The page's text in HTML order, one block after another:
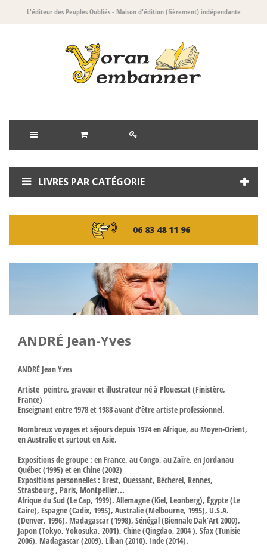
L'éditeur des Peuples Oubliés- Maison d'édition (fièrement) indépendante
LIVRES PAR CATÉGORIE
06 83 48 11 96
ANDRÉ Jean-Yves
ANDRÉ Jean Yves
Artiste peintre, graveur et illustrateur né à Plouescat (Finistère,
France)
Enseignant entre 1978 et 1988 avant d’être artiste professionnel.
Nombreux voyages et séjours depuis 1974 en Afrique, au Moyen-Orient,
en Australie et surtout en Asie.
Expositions de groupe : en France, au Congo, au Zaïre, en Jordanau
Québec (1995) et en Chine (2002)
Expositions personnelles : Brest, Ouessant, Bécherel, Rennes,
Strasbourg , Paris, Montpellier...
Afrique du Sud (Le Cap, 1999). Allemagne (Kiel, Leonberg), Égypte (Le
Caire), Espagne (Cadix, 1995), Australie (Melbourne, 1995), U.S.A.
(Denver, 1996), Madagascar (1998), Sénégal (Biennale Dak’Art 2000),
Japon (Tokyo, Yokosuka, 2001), Chine (Qingdao, 2004 ), Sfax (Tunisie
2006), Madagascar (2009), Liban (2010), Inde (2014).